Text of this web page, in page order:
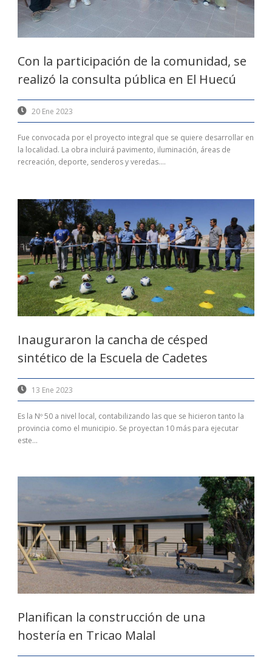
Con la participación de la comunidad, se
realizó la consulta pública en El Huecú
20 Ene 2023
Fue convocada por el proyecto integral que se quiere desarrollar en
la localidad. La obra incluirá pavimento, iluminación, áreas de
recreación, deporte, senderos y veredas....
Inauguraron la cancha de césped
sintético de la Escuela de Cadetes
13 Ene 2023
Es la Nº 50 a nivel local, contabilizando las que se hicieron tanto la
provincia como el municipio. Se proyectan 10 más para ejecutar
este...
Planifican la construcción de una
hostería en Tricao Malal